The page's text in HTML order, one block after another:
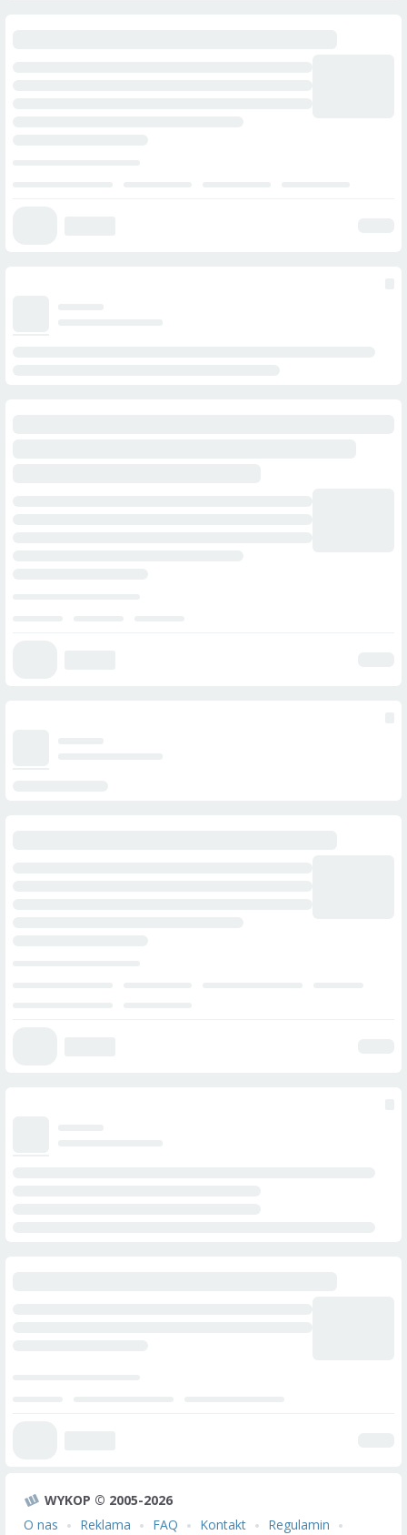
WYKOP © 2005-2026
O nas
Reklama FAQ Kontakt Regulamin